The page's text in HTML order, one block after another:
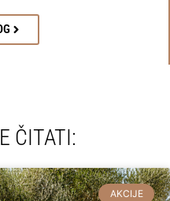
ČITATI:
AKCIJE